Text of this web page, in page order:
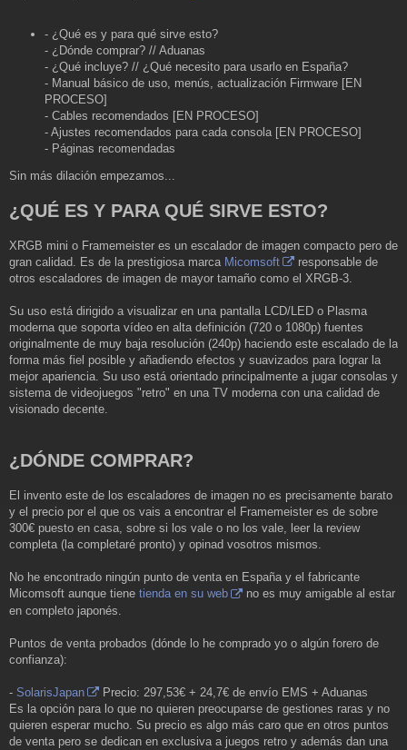
- ¿Qué es y para qué sirve esto?
- ¿Dónde comprar? // Aduanas
- ¿Qué incluye? // ¿Qué necesito para usarlo en España?
- Manual básico de uso, menús, actualización Firmware [EN
PROCESO]
- Cables recomendados [EN PROCESO]
- Ajustes recomendados para cada consola [EN PROCESO]
- Páginas recomendadas
Sin más dilación empezamos...
¿QUÉ ES Y PARA QUÉ SIRVE ESTO?
XRGB mini o Framemeister es un escalador de imagen compacto pero de
gran calidad. Es de la prestigiosa marca Micomsoft
responsable de
otros escaladores de imagen de mayor tamaño como el XRGB-3.
Su uso está dirigido a visualizar en una pantalla LCD/LED o Plasma
moderna que soporta vídeo en alta definición (720 o 1080p) fuentes
originalmente de muy baja resolución (240p) haciendo este escalado de la
forma más fiel posible y añadiendo efectos y suavizados para lograr la
mejor apariencia. Su uso está orientado principalmente a jugar consolas y
sistema de videojuegos "retro" en una TV moderna con una calidad de
visionado decente.
¿DÓNDE COMPRAR?
El invento este de los escaladores de imagen no es precisamente barato
y el precio por el que os vais a encontrar el Framemeister es de sobre
300€ puesto en casa, sobre si los vale o no los vale, leer la review
completa (la completaré pronto) y opinad vosotros mismos.
No he encontrado ningún punto de venta en España y el fabricante
Micomsoft aunque tiene tienda en su web
no es muy amigable al estar
en completo japonés.
Puntos de venta probados (dónde lo he comprado yo o algún forero de
confianza):
- SolarisJapan
Precio: 297,53€ + 24,7€ de envío EMS + Aduanas
Es la opción para lo que no quieren preocuparse de gestiones raras y no
quieren esperar mucho. Su precio es algo más caro que en otros puntos
de venta pero se dedican en exclusiva a juegos retro y además dan una